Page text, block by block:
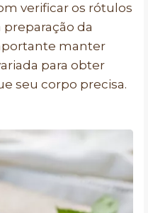
verificar os rótulos
da
manter
para obter
seu corpo precisa.